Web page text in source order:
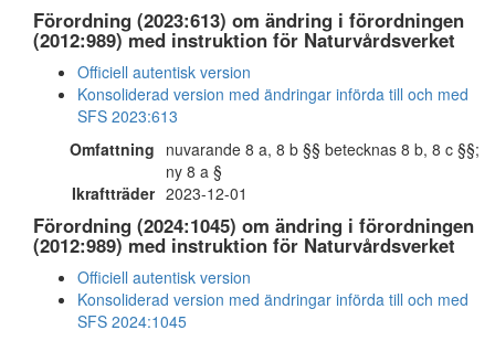
Förordning (2023:613) om ändring i förordningen
(2012:989) med instruktion för Naturvårdsverket
Officiell autentisk version
Konsoliderad version med ändringar införda till och med
SFS 2023:613
Omfattning nuvarande 8 a, 8 b §§ betecknas 8 b, 8 c §§;
ny 8 a §
Ikraftträder 2023-12-01
Förordning (2024:1045) om ändring i förordningen
(2012:989) med instruktion för Naturvårdsverket
Officiell autentisk version
Konsoliderad version med ändringar införda till och med
SFS 2024:1045